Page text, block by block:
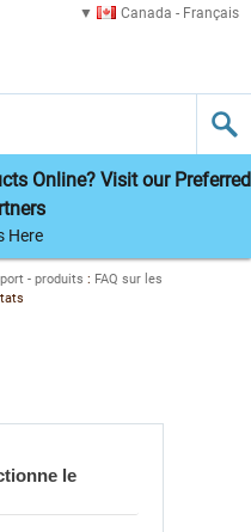
Canada - Français
Online? Visit our Preferred
Here
- produits : FAQ sur les
le